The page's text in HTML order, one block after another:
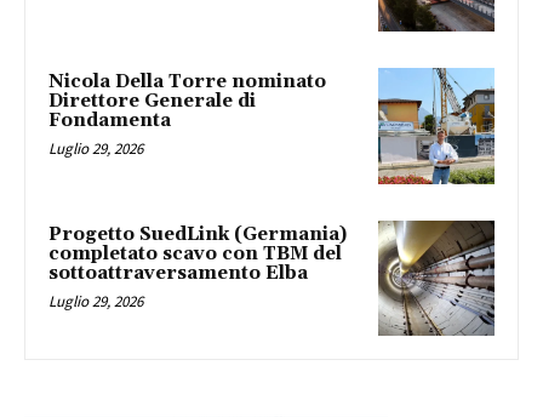
Nicola Della Torre nominato
Direttore Generale di
Fondamenta
Luglio 29, 2026
Progetto SuedLink (Germania)
completato scavo con TBM del
sottoattraversamento Elba
Luglio 29, 2026